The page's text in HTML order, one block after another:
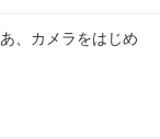
、カメラをはじめ